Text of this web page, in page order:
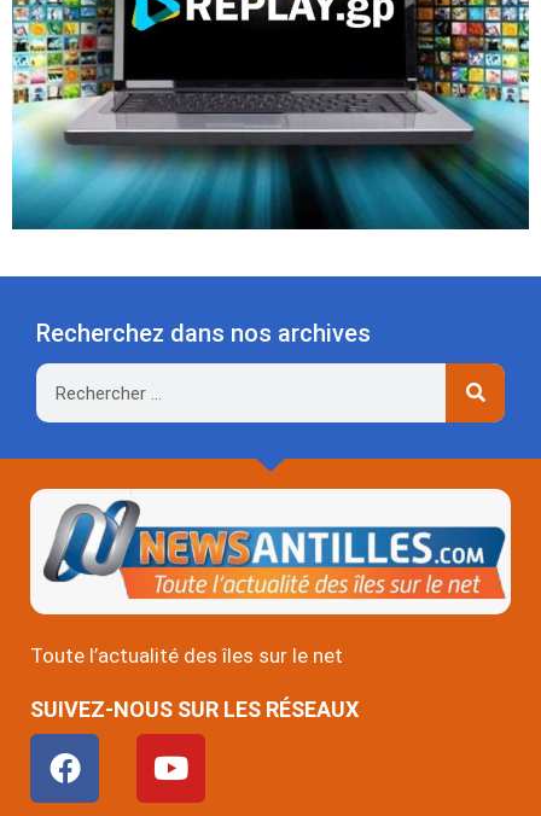
Recherchez dans nos archives
Rechercher
Toute l’actualité des îles sur le net
SUIVEZ-NOUS SUR LES RÉSEAUX
F
a
Y
o